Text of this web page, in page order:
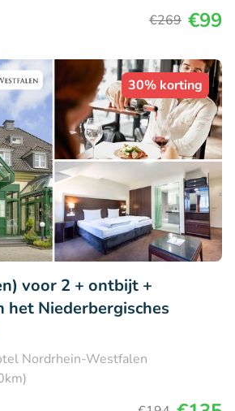
€269 €99
30% korting
voor 2 + ontbijt +
het Niederbergisches
Nordrhein-Westfalen